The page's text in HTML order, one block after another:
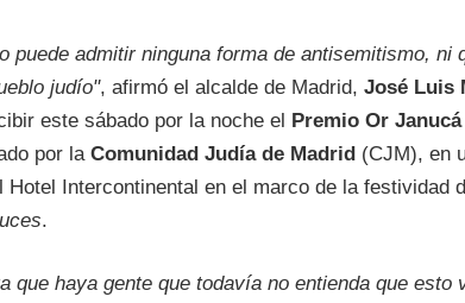
puede admitir ninguna forma de antisemitismo, ni
judío", afirmó el alcalde de Madrid,José Luis
este sábado por la noche el Premio Or Janucá
por laComunidad Judía de Madrid (CJM), en
Hotel Intercontinental en el marco de la festividad
.
que haya gente que todavía no entienda que esto